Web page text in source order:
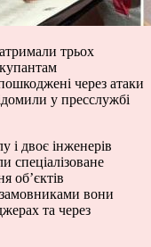
трьох
через атаки
у пресслужбі
і двоє інженерів
спеціалізоване
об’єктів
вони
та через